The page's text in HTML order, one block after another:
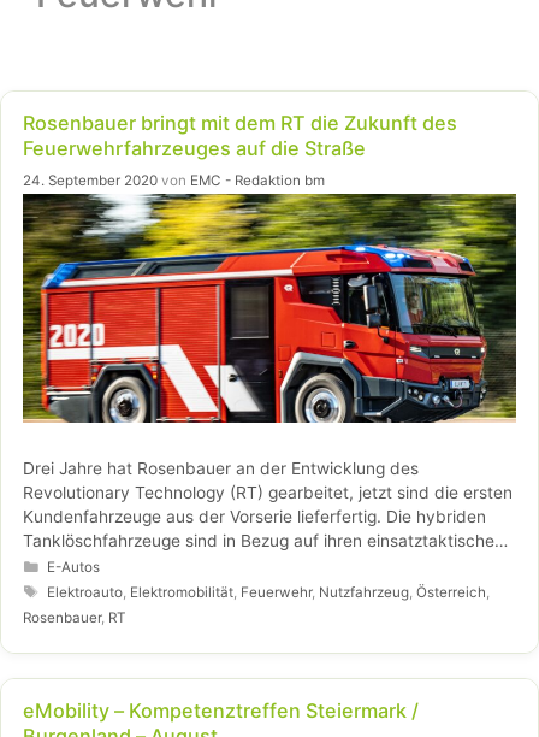
Rosenbauer bringt mit dem RT die Zukunft des
Feuerwehrfahrzeuges auf die Straße
24. September 2020 von EMC - Redaktion bm
Drei Jahre hat Rosenbauer an der Entwicklung des
Revolutionary Technology (RT) gearbeitet, jetzt sind die ersten
Kundenfahrzeuge aus der Vorserie lieferfertig. Die hybriden
Tanklöschfahrzeuge sind in Bezug auf ihren einsatztaktischen
Nutzen, die Belademöglichkeiten und die Löschtechnik
modernen Standardfahrzeugen weit voraus.
Kategorien
E-Autos
Schlagwörter
Elektroauto, Elektromobilität, Feuerwehr, Nutzfahrzeug,Österreich,
Rosenbauer, RT
eMobility – Kompetenztreffen Steiermark /